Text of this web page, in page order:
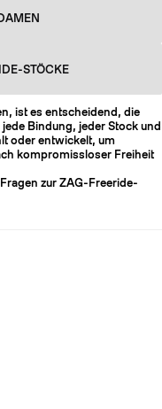
STÖCKE
ist es entscheidend, die
Bindung, jeder Stock und
oder entwickelt, um
kompromissloser Freiheit
zur ZAG-Freeride-